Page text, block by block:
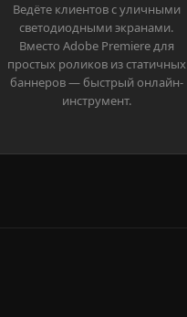
Ведёте клиентов с уличными
светодиодными экранами.
Вместо Adobe Premiere для
простых роликов из статичных
баннеров — быстрый онлайн-
инструмент.